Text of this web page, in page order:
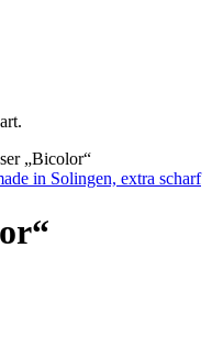
„Bicolor“